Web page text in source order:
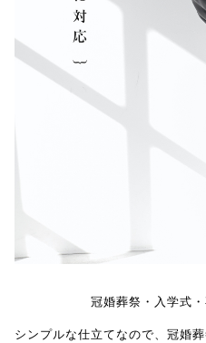
冠婚葬祭・入学式
シンプルな仕立てなので、冠婚